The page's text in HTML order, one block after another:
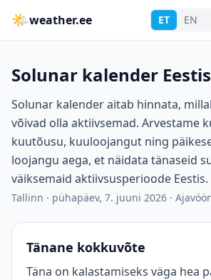
🌤weather.ee ET EN
Solunar kalender Eestis
Solunar kalender aitab hinnata,
võivad olla aktiivsemad. Arvestame
kuutõusu, kuuloojangut ning
loojangu aega, et näidata tänaseid
väiksemaid aktiivsusperioode Eestis.
Tallinn · pühapäev, 7. juuni 2026 ·
Tänane kokkuvõte
Täna on kalastamiseks väga hea